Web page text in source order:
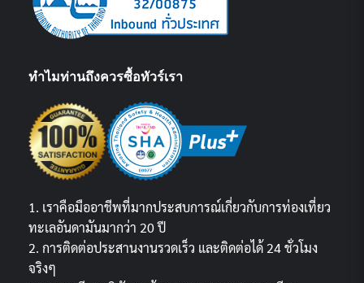
ทำไมท่านถึงควรซื้อทัวร์เรา
1. เราคือมืออาชีพที่มากประสบการณ์เกี่ยวกับการท่องเที่ยว
ทะเลอันดามันมากว่า 20 ปี
2. การติดต่อประสานงานรวดเร็ว และติดต่อได้ 24 ชั่วโมง
จริงๆ